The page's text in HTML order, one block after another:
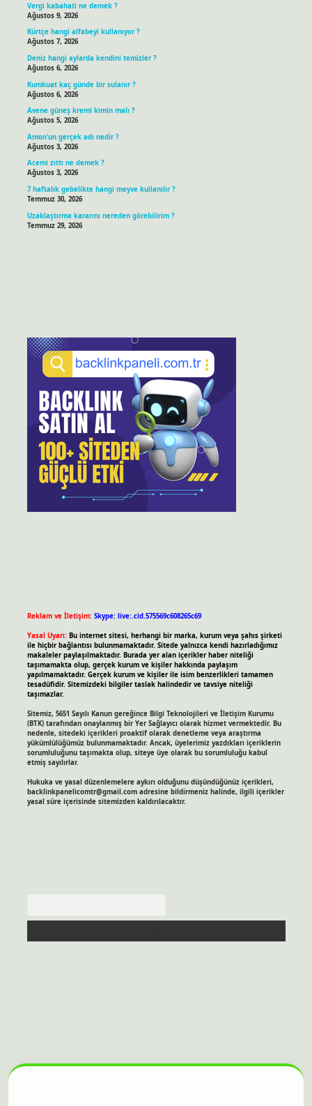
Vergi kabahati ne demek ?
Ağustos 9, 2026
Kürtçe hangi alfabeyi kullanıyor ?
Ağustos 7, 2026
Deniz hangi aylarda kendini temizler ?
Ağustos 6, 2026
Kumkuat kaç günde bir sulanır ?
Ağustos 6, 2026
Avene güneş kremi kimin malı ?
Ağustos 5, 2026
Amon’un gerçek adı nedir ?
Ağustos 3, 2026
Acemi zıttı ne demek ?
Ağustos 3, 2026
7 haftalık gebelikte hangi meyve kullanılır ?
Temmuz 30, 2026
Uzaklaştırma kararını nereden görebilirim ?
Temmuz 29, 2026
Reklam ve İletişim: Skype: live:.cid.575569c608265c69
Yasal Uyarı: Bu internet sitesi, herhangi bir marka, kurum veya şahıs şirketi
ile hiçbir bağlantısı bulunmamaktadır. Sitede yalnızca kendi hazırladığımız
makaleler paylaşılmaktadır. Burada yer alan içerikler haber niteliği
taşımamakta olup, gerçek kurum ve kişiler hakkında paylaşım
yapılmamaktadır. Gerçek kurum ve kişiler ile isim benzerlikleri tamamen
tesadüfidir. Sitemizdeki bilgiler taslak halindedir ve tavsiye niteliği
taşımazlar.
Sitemiz, 5651 Sayılı Kanun gereğince Bilgi Teknolojileri ve İletişim Kurumu
(BTK) tarafından onaylanmış bir Yer Sağlayıcı olarak hizmet vermektedir. Bu
nedenle, sitedeki içerikleri proaktif olarak denetleme veya araştırma
yükümlülüğümüz bulunmamaktadır. Ancak, üyelerimiz yazdıkları içeriklerin
sorumluluğunu taşımakta olup, siteye üye olarak bu sorumluluğu kabul
etmiş sayılırlar.
Hukuka ve yasal düzenlemelere aykırı olduğunu düşündüğünüz içerikleri,
backlinkpanelicomtr@gmail.comadresine bildirmeniz halinde, ilgili içerikler
yasal süre içerisinde sitemizden kaldırılacaktır.